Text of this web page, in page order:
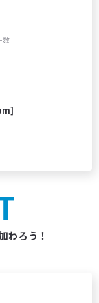
数
わろう！